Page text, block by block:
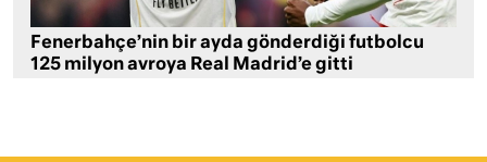
Fenerbahçe’nin bir ayda gönderdiği futbolcu
125 milyon avroya Real Madrid’e gitti